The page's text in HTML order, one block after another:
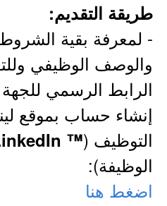
طريقة التقديم:
- لمعرفة بقية
والوصف الوظيفي
الرابط الرسمي
إنشاء حساب بموقع
التوظيف (™ LinkedIn
الوظيفة):
اضغط هنا